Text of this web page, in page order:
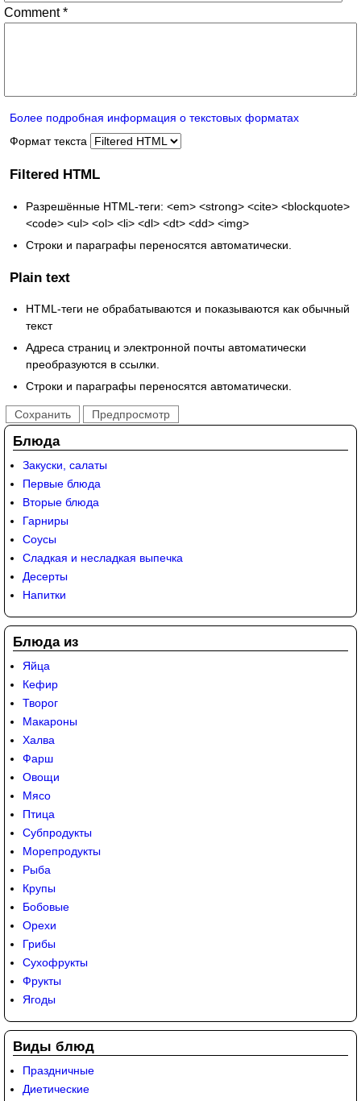
Comment*
Более подробная информация о текстовых форматах
Формат текста
Filtered HTML
Разрешённые HTML-теги: <em> <strong> <cite> <blockquote>
<code> <ul> <ol> <li> <dl> <dt> <dd> <img>
Строки и параграфы переносятся автоматически.
Plain text
HTML-теги не обрабатываются и показываются как обычный
текст
Адреса страниц и электронной почты автоматически
преобразуются в ссылки.
Строки и параграфы переносятся автоматически.
Блюда
Закуски, салаты
Первые блюда
Вторые блюда
Гарниры
Соусы
Сладкая и несладкая выпечка
Десерты
Напитки
Блюда из
Яйца
Кефир
Творог
Макароны
Халва
Фарш
Овощи
Мясо
Птица
Субпродукты
Морепродукты
Рыба
Крупы
Бобовые
Орехи
Грибы
Сухофрукты
Фрукты
Ягоды
Виды блюд
Праздничные
Диетические